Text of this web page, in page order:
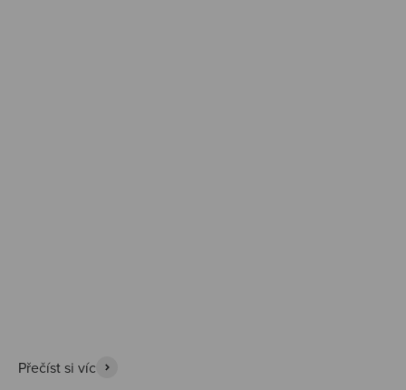
Přečíst si víc